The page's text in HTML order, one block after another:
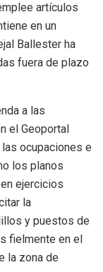
artículos
en un
Ballester ha
fuera de plazo
a las
el Geoportal
las ocupaciones e
los planos
ejercicios
la
y puestos de
fielmente en el
la zona de